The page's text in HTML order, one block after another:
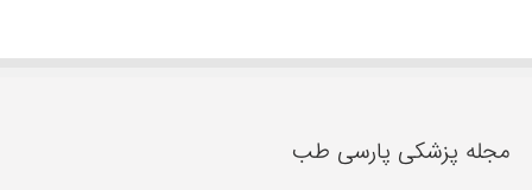
مجله پزشکی پارسی طب